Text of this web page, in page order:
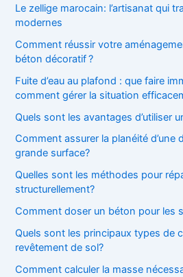
c
h
r
:
Le zellige marocain: l’artisanat qui
modernes
Comment réussir votre
béton décoratif ?
Fuite d’eau au plafond : que faire
comment gérer la situation
Quels sont les avantages d’utiliser
Comment assurer la planéité d’une
grande surface?
Quelles sont les méthodes pour
structurellement?
Comment doser un béton pour les
Quels sont les principaux types de
revêtement de sol?
Comment calculer la masse